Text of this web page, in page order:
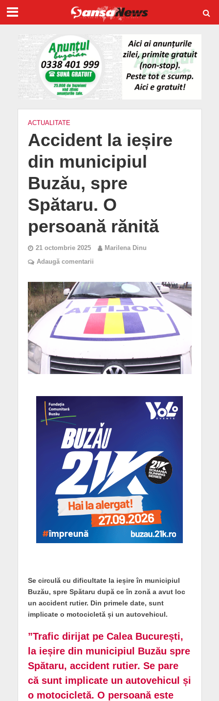
ACTUALITATE
Accident la ieșire
din municipiul
Buzău, spre
Spătaru. O
persoană rănită
21 octombrie 2025
Marilena Dinu
Adaugă comentarii
Se circulă cu dificultate la ieșire în municipiul
Buzău, spre Spătaru după ce în zonă a avut loc
un accident rutier. Din primele date, sunt
implicate o motocicletă și un autovehicul.
”Trafic dirijat pe Calea București,
la ieșire din municipiul Buzău spre
Spătaru, accident rutier. Se pare
că sunt implicate un autovehicul și
o motocicletă. O persoană este